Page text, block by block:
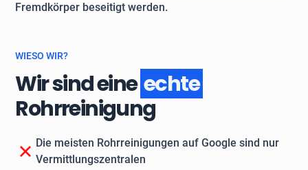
Fremdkörper beseitigt werden.
WIESO WIR?
Wir sind eineechte
Rohrreinigung
Die meisten Rohrreinigungen auf Google sind nur
Vermittlungszentralen